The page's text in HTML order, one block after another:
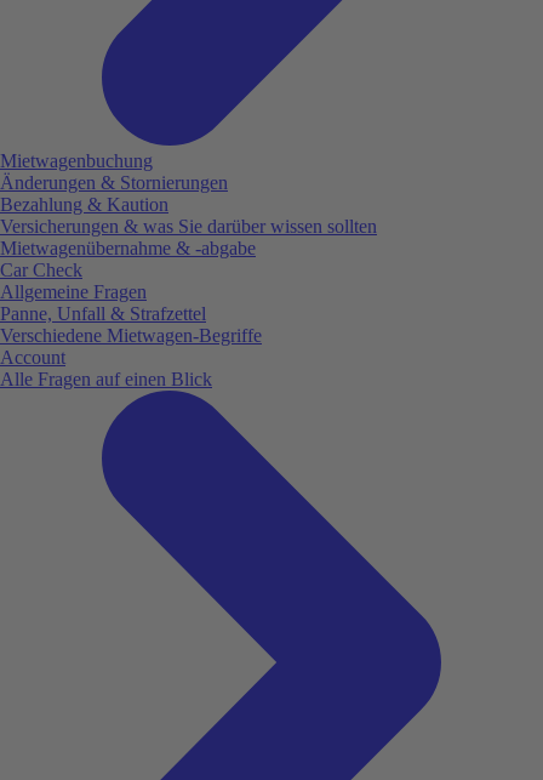
Mietwagenbuchung
Änderungen & Stornierungen
Bezahlung & Kaution
Versicherungen & was Sie darüber wissen sollten
Mietwagenübernahme & -abgabe
Car Check
Allgemeine Fragen
Panne, Unfall & Strafzettel
Verschiedene Mietwagen-Begriffe
Account
Alle Fragen auf einen Blick